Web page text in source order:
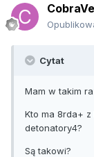
Cytat
Mam w takim
Kto ma 8rda+
detonatory4?
Są takowi?